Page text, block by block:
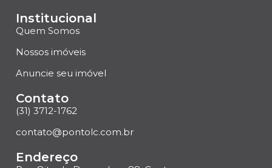
Institucional
Quem Somos
Nossos imóveis
Anuncie seu imóvel
Contato
(31) 3712-1762
contato@pontolc.com.br
Endereço